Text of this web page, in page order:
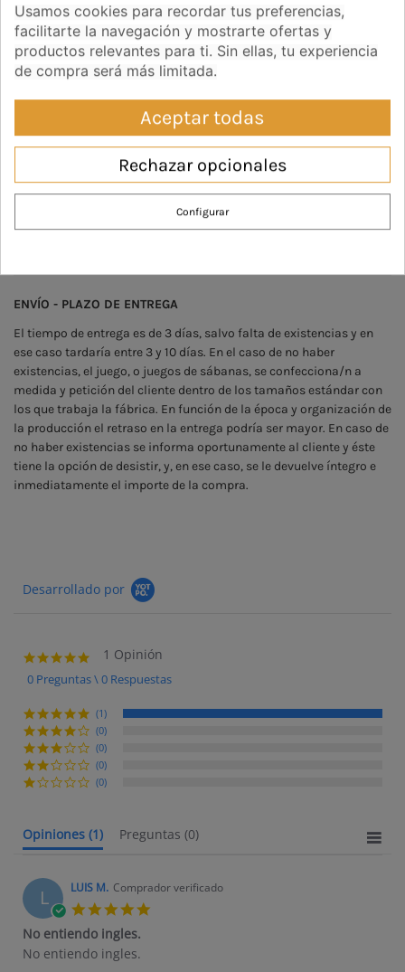
Temperatura máxima del agua 40º C.
No usar cloro (lejía)
Plancha máxima 150º C.
Colores intensos lavar por separado
No frotar prendas estampadas
Preguntas frecuentes
Ver opiniones
Azul Gris Rosa
ENVÍO - PLAZO DE ENTREGA
El tiempo de entrega es de 3 días, salvo falta de existencias y en
ese caso tardaría entre 3 y 10 días. En el caso de no haber
existencias, el juego, o juegos de sábanas, se confecciona/n a
medida y petición del cliente dentro de los tamaños estándar con
los que trabaja la fábrica. En función de la época y organización de
la producción el retraso en la entrega podría ser mayor. En caso de
no haber existencias se informa oportunamente al cliente y éste
tiene la opción de desistir, y, en ese caso, se le devuelve íntegro e
inmediatamente el importe de la compra.
Desarrollado por
5.0 star rating
1 Opinión
0 Preguntas \ 0 Respuestas
(1)
(0)
(0)
(0)
(0)
Opiniones (1) Preguntas (0)
L LUIS M. Comprador verificado
No entiendo ingles.
Review by LUIS M. on 11 Feb 2017
review stating No entiendo ingles.
No entiendo ingles.
Usamos cookies para recordar tus preferencias,
facilitarte la navegación y mostrarte ofertas y
productos relevantes para ti. Sin ellas, tu experiencia
de compra será más limitada.
Aceptar todas
Rechazar opcionales
Configurar